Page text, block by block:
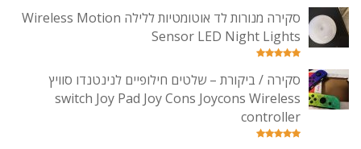
סקירה מנורות לד אוטומטיות ללילה Wireless Motion
Sensor LED Night Lights
סקירה / ביקורת – שלטים חילופיים לנינטנדו סוויץ
switch Joy Pad Joy Cons Joycons Wireless
controller